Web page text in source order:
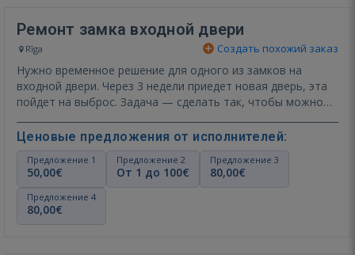
Ремонт замка входной двери
Rīga Создать похожий заказ
Нужно временное решение для одного из замков на
входной двери. Через 3 недели приедет новая дверь, эта
пойдет на выброс. Задача — сделать так, чтобы можно…
Ценовые предложения от исполнителей:
Предложение 1
50,00€
Предложение 2
От 1 до 100€
Предложение 3
80,00€
Предложение 4
80,00€